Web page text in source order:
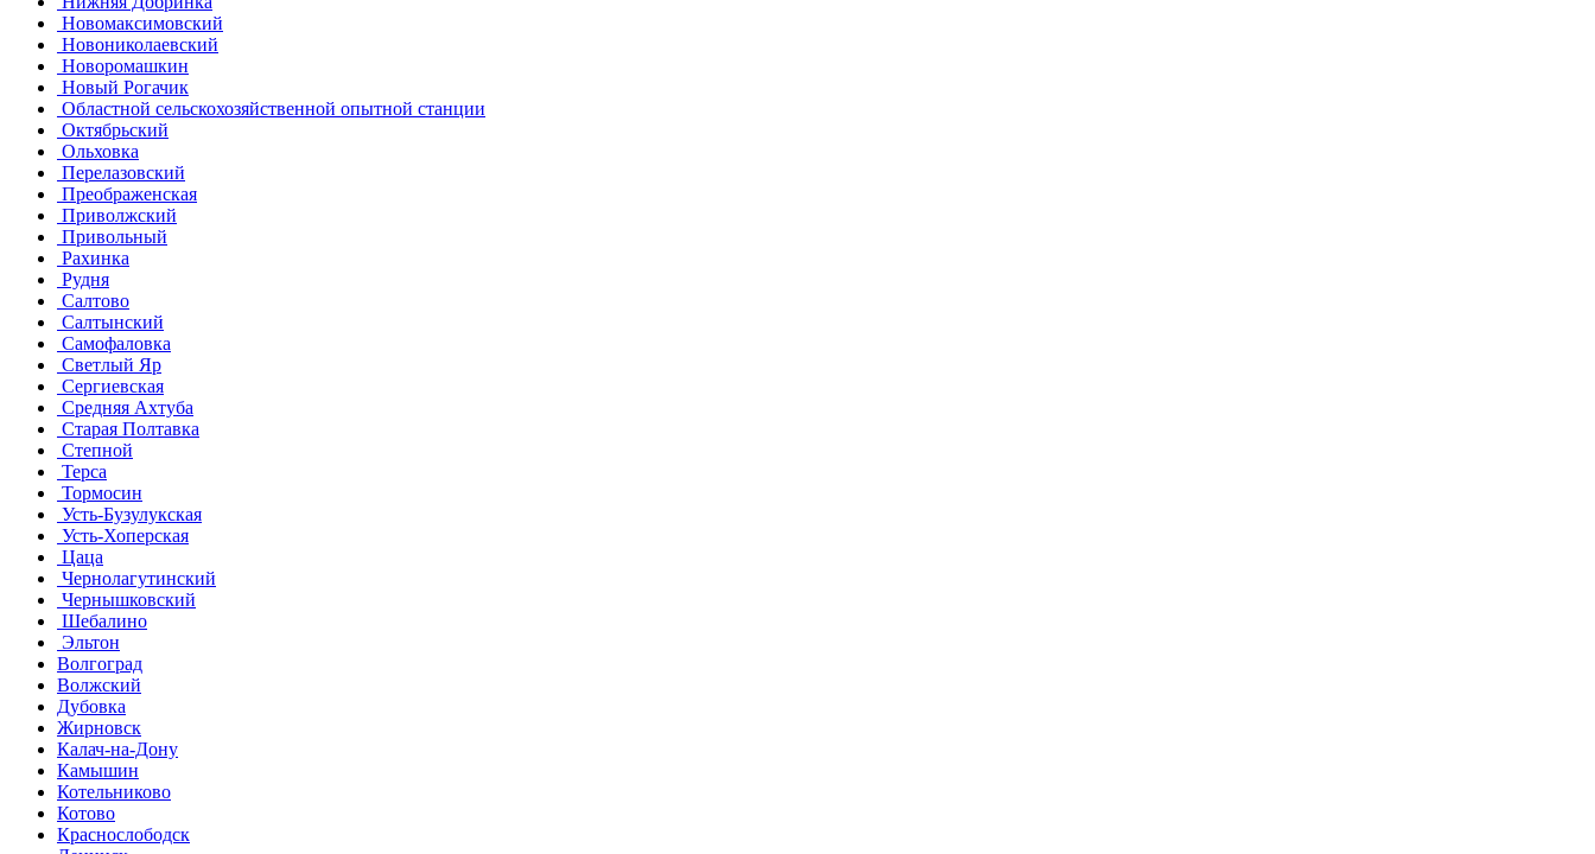
Новомаксимовский
Новониколаевский
Новоромашкин
Новый Рогачик
Областной сельскохозяйственной опытной станции
Октябрьский
Ольховка
Перелазовский
Преображенская
Приволжский
Привольный
Рахинка
Рудня
Салтово
Салтынский
Самофаловка
Светлый Яр
Сергиевская
Средняя Ахтуба
Старая Полтавка
Степной
Терса
Тормосин
Усть-Бузулукская
Усть-Хоперская
Цаца
Чернолагутинский
Чернышковский
Шебалино
Эльтон
Волгоград
Волжский
Дубовка
Жирновск
Калач-на-Дону
Камышин
Котельниково
Котово
Краснослободск